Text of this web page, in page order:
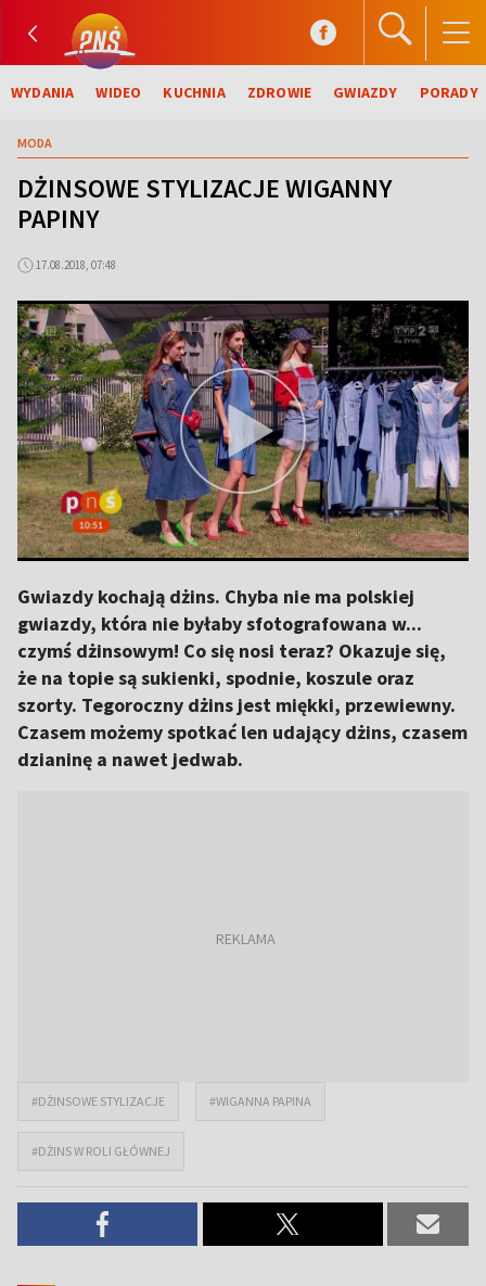
WYDANIA WIDEO KUCHNIA ZDROWIE GWIAZDY PORADY
MODA
DŻINSOWE STYLIZACJE WIGANNY
PAPINY
17.08.2018, 07:48
Gwiazdy kochają dżins. Chyba nie ma polskiej
gwiazdy, która nie byłaby sfotografowana w...
czymś dżinsowym! Co się nosi teraz? Okazuje się,
że na topie są sukienki, spodnie, koszule oraz
szorty. Tegoroczny dżins jest miękki, przewiewny.
Czasem możemy spotkać len udający dżins, czasem
dzianinę a nawet jedwab.
#DŻINSOWE STYLIZACJE #WIGANNA PAPINA
#DŻINS W ROLI GŁÓWNEJ